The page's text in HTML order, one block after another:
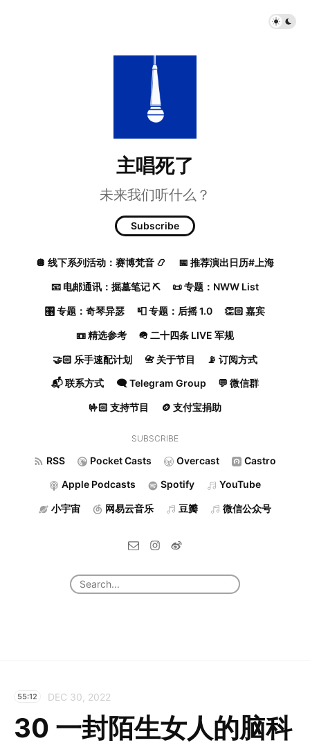
主唱死了
未来我们听什么？
Subscribe
🪩 线下系列活动：赛博梵音 📿 📅 推荐演出日历#上海
📧 电邮通讯：掘墓笔记 ⛏️ 📜 专题：NWW List
🎛️ 专题：奇琴异瑟 📮 专题：后摇 1.0 👏🏻 嘉宾
📼 精选参考 🪖 二十四条 LIVE 军规
🤝🏻 乐手速配计划 📇 关于节目 📡 订阅方式
📬 联系方式 🗨️ Telegram Group 💬 微信群
🤟🏻 支持节目 🪙 支付宝捐助
SUBSCRIBE
RSS Pocket Casts Overcast Castro
Apple Podcasts Spotify YouTube
小宇宙 网易云音乐 豆瓣 微信公众号
55:12 DEC 30, 2022
30 一封陌生女人的脑科